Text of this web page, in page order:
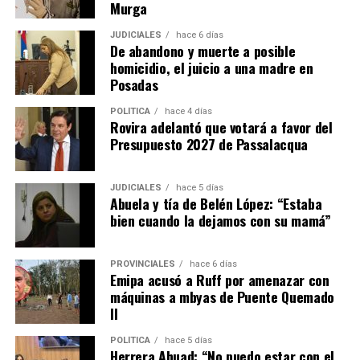
efectuará en un plazo de 10 días hábiles.
– El propietario no puede negarse a recibir las llaves ni
poner condiciones para aceptarlas, aunque puede dejar
asentado por escrito que quedan deudas pendientes por
reclamar después.
– En el caso de que hayamenores o adultos en
situación de desamparado,
intervención obligatoria a los organismos de protección
locales y al Ministerio Público Tutelar.
Expropiaciones
– La declaración de utilidad pública se deberá aplicar de
manera restrictiva declaración de “utilidad pública”
deberá interpretarse de manera restrictiva.
– El Estado deberá fundamentar los motivos claramente
Murga
JUDICIALES hace 6 días
De abandono y muerte a posible
homicidio, el juicio a una madre en
Posadas
POLÍTICA hace 4 días
Rovira adelantó que votará a favor del
Presupuesto 2027 de Passalacqua
JUDICIALES hace 5 días
Abuela y tía de Belén López: “Estaba
bien cuando la dejamos con su mamá”
PROVINCIALES hace 6 días
Emipa acusó a Ruff por amenazar con
máquinas a mbyas de Puente Quemado
II
POLÍTICA hace 5 días